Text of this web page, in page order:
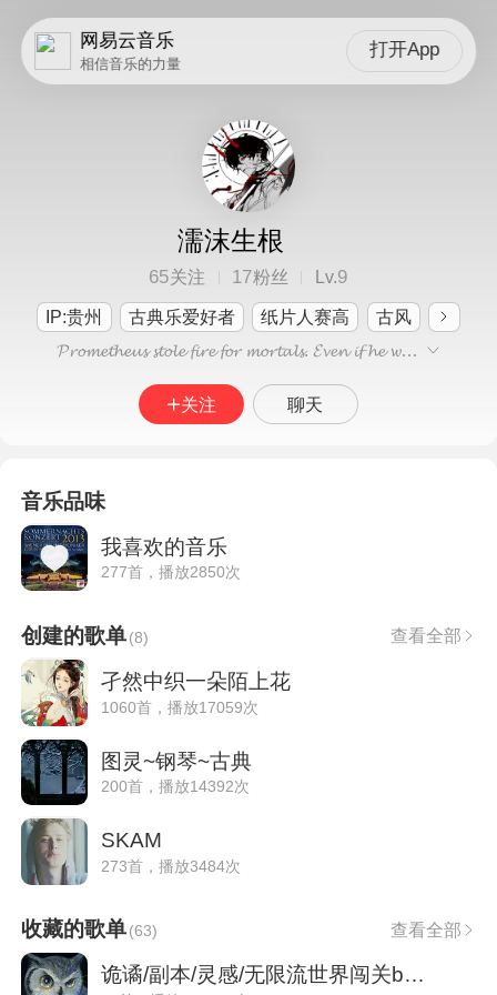
网易云音乐
相信音乐的力量
打开App
濡沫生根
65关注 17粉丝 Lv.9
IP:贵州 古典乐爱好者 纸片人赛高
古风
𝓟𝓻𝓸𝓶𝓮𝓽𝓱𝓮𝓾𝓼 𝓼𝓽𝓸𝓵𝓮 𝓯𝓲𝓻𝓮 𝓯𝓸𝓻 𝓶𝓸𝓻𝓽𝓪𝓵𝓼. 𝓔𝓿𝓮𝓷 𝓲𝓯 𝓱𝓮 𝔀𝓪𝓼 𝓻𝓮𝓭𝓾𝓬𝓮𝓭 𝓽𝓸 𝓪𝓼𝓱𝓮𝓼, 𝓽𝓱𝓮 𝓯𝓵𝓪𝓶𝓮 𝔀𝓸𝓾𝓵𝓭 𝓷𝓮𝓿𝓮𝓻 𝓯𝓪𝓭𝓮 𝓪𝔀𝓪
关注 聊天
音乐品味
我喜欢的音乐
277首，播放2850次
创建的歌单(8) 查看全部
孑然中织一朵陌上花
1060首，播放17059次
图灵~钢琴~古典
200首，播放14392次
SKAM
273首，播放3484次
收藏的歌单(63) 查看全部
诡谲/副本/灵感/无限流世界闯关bgm